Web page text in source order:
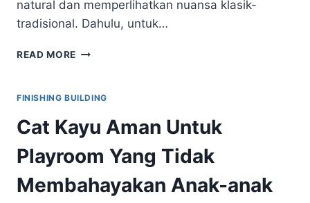
natural dan memperlihatkan nuansa klasik-
tradisional. Dahulu, untuk…
READ MORE TEKNIK
KAYU
BASED
PADA
TIANG
KAYU
TANPA
BRUSH
FINISHING BUILDING
Cat Kayu Aman Untuk
Playroom Yang Tidak
Membahayakan Anak-anak